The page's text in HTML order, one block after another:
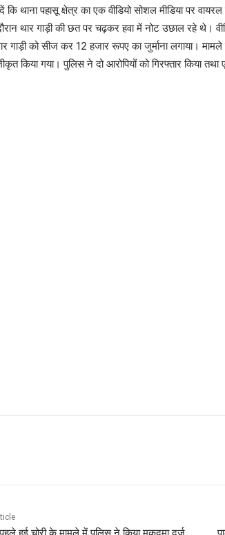
कि थाना पहासू क्षेत्र का एक वीडियो सोशल मीडिया पर
थार गाड़ी की छत पर चढ़कर हवा में नोट उछाल रहे थे।
गाड़ी को सीज कर 12 हजार रूपए का जुर्माना लगाया।
किया गया। पुलिस ने दो आरोपियों को गिरफ्तार किया तथा